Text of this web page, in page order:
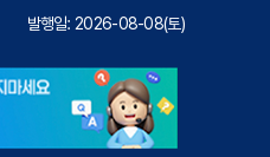
발행일: 2026-08-08(토)